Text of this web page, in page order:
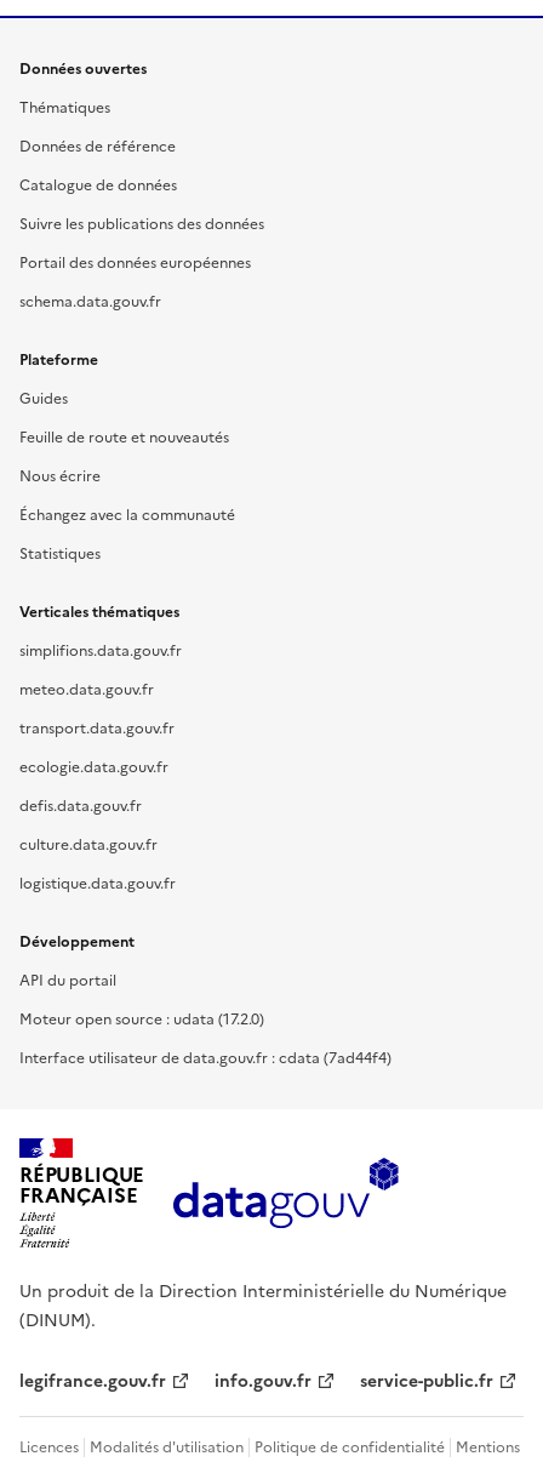
Données ouvertes
Thématiques
Données de référence
Catalogue de données
Suivre les publications des données
Portail des données européennes
schema.data.gouv.fr
Plateforme
Guides
Feuille de route et nouveautés
Nous écrire
Échangez avec la communauté
Statistiques
Verticales thématiques
simplifions.data.gouv.fr
meteo.data.gouv.fr
transport.data.gouv.fr
ecologie.data.gouv.fr
defis.data.gouv.fr
culture.data.gouv.fr
logistique.data.gouv.fr
Développement
API du portail
Moteur open source : udata (17.2.0)
Interface utilisateur de data.gouv.fr : cdata (7ad44f4)
RÉPUBLIQUE
FRANÇAISE
Un produit de la Direction Interministérielle du Numérique
(DINUM).
legifrance.gouv.fr info.gouv.fr service-public.fr
Licences Modalités d'utilisation Politique de confidentialité Mentions